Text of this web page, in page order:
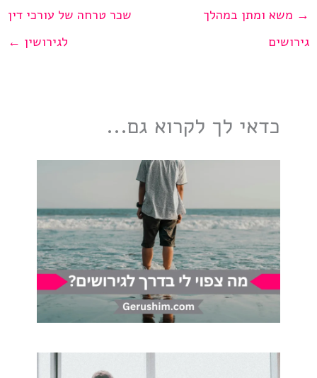
שכר טרחה של עורכי דין
לגירושין ←
→ משא ומתן במהלך
גירושים
כדאי לך לקרוא גם...